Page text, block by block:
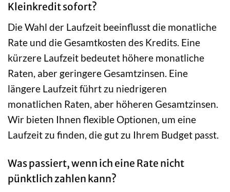
Kleinkredit sofort?
Die Wahl der Laufzeit beeinflusst die monatliche
Rate und die Gesamtkosten des Kredits. Eine
kürzere Laufzeit bedeutet höhere monatliche
Raten, aber geringere Gesamtzinsen. Eine
längere Laufzeit führt zu niedrigeren
monatlichen Raten, aber höheren Gesamtzinsen.
Wir bieten Ihnen flexible Optionen, um eine
Laufzeit zu finden, die gut zu Ihrem Budget passt.
Was passiert, wenn ich eine Rate nicht
pünktlich zahlen kann?